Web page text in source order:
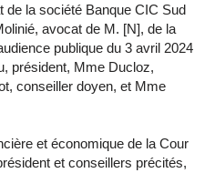
de la société Banque CIC Sud
avocat de M. [N], de la
publique du 3 avril 2024
président, Mme Ducloz,
conseiller doyen, et Mme
et économique de la Cour
et conseillers précités,